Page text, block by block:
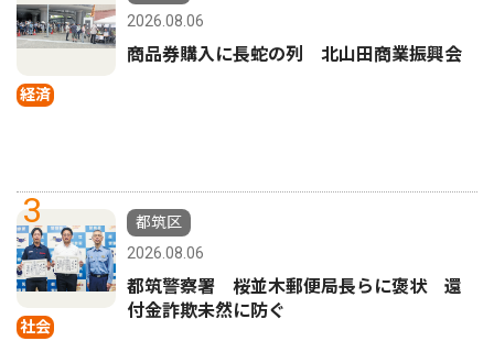
経済
2026.08.06
商品券購入に長蛇の列 北山田商業振興会
3
社会
都筑区
2026.08.06
都筑警察署 桜並木郵便局長らに褒状 還
付金詐欺未然に防ぐ